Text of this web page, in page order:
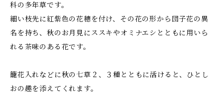
科の多年草です。
細い枝先に紅紫色の花穂を付け、その花の形から団子花の異
名を持ち、秋のお月見にススキやオミナエシとともに用いら
れる茶味のある花です。
籠花入れなどに秋の七草２、３種とともに活けると、ひとし
おの趣を添えてくれます。